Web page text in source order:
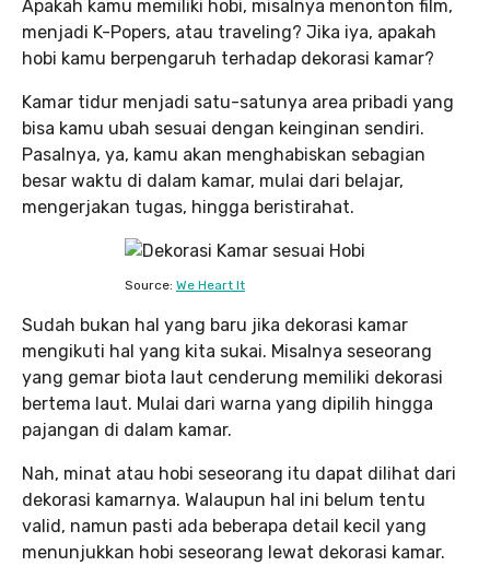
Apakah kamu memiliki hobi, misalnya menonton film,
menjadi K-Popers, atau traveling? Jika iya, apakah
hobi kamu berpengaruh terhadap dekorasi kamar?
Kamar tidur menjadi satu-satunya area pribadi yang
bisa kamu ubah sesuai dengan keinginan sendiri.
Pasalnya, ya, kamu akan menghabiskan sebagian
besar waktu di dalam kamar, mulai dari belajar,
mengerjakan tugas, hingga beristirahat.
Source: We Heart It
Sudah bukan hal yang baru jika dekorasi kamar
mengikuti hal yang kita sukai. Misalnya seseorang
yang gemar biota laut cenderung memiliki dekorasi
bertema laut. Mulai dari warna yang dipilih hingga
pajangan di dalam kamar.
Nah, minat atau hobi seseorang itu dapat dilihat dari
dekorasi kamarnya. Walaupun hal ini belum tentu
valid, namun pasti ada beberapa detail kecil yang
menunjukkan hobi seseorang lewat dekorasi kamar.